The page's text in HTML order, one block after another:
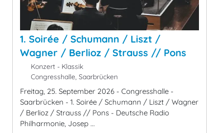
1. Soirée / Schumann / Liszt /
Wagner / Berlioz / Strauss // Pons
Konzert - Klassik
Congresshalle, Saarbrücken
Freitag, 25. September 2026 - Congresshalle -
Saarbrücken - 1. Soirée / Schumann / Liszt / Wagner
/ Berlioz / Strauss // Pons - Deutsche Radio
Philharmonie, Josep ...